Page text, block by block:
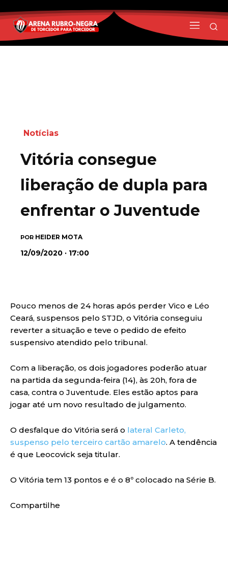
Notícias
Vitória consegue
liberação de dupla para
enfrentar o Juventude
POR HEIDER MOTA
12/09/2020 · 17:00
Pouco menos de 24 horas após perder Vico e Léo
Ceará, suspensos pelo STJD, o Vitória conseguiu
reverter a situação e teve o pedido de efeito
suspensivo atendido pelo tribunal.
Com a liberação, os dois jogadores poderão atuar
na partida da segunda-feira (14), às 20h, fora de
casa, contra o Juventude. Eles estão aptos para
jogar até um novo resultado de julgamento.
O desfalque do Vitória será o lateral Carleto,
suspenso pelo terceiro cartão amarelo. A tendência
é que Leocovick seja titular.
O Vitória tem 13 pontos e é o 8º colocado na Série B.
Compartilhe